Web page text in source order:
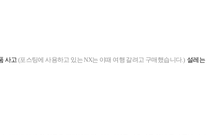
사고 (포스팅에 사용하고 있는 NX는 이때 여행 갈려고 구매했습니다.)설레는